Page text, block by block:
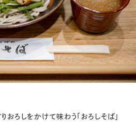
おろしをかけて味わう「おろしそば」